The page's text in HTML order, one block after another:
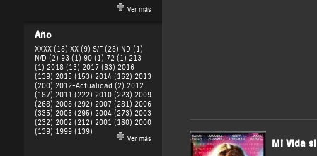
Ver más
Año
XXXX (18) XX (9) S/F (28) ND (1)
N/D (2) 93 (1) 90 (1) 72 (1) 213
(1) 2018 (13) 2017 (83) 2016
(139) 2015 (153) 2014 (162) 2013
(200) 2012-Actualidad (2) 2012
(187) 2011 (222) 2010 (223) 2009
(268) 2008 (292) 2007 (281) 2006
(335) 2005 (295) 2004 (273) 2003
(232) 2002 (212) 2001 (180) 2000
(139) 1999 (139)
Ver más Mi Vida